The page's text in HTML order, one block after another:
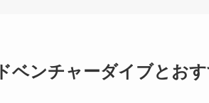
ベンチャーダイブとお